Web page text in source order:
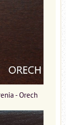
- Orech